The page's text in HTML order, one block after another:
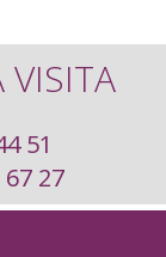
VISITA
51
27